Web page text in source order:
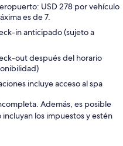
USD 278 por vehículo
es de 7.
in anticipado (sujeto a
out después del horario
incluye acceso al spa
Además, es posible
los impuestos y estén